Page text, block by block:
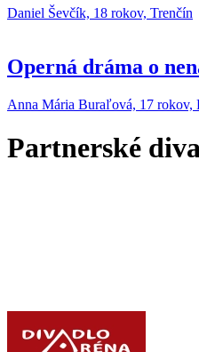
Daniel Ševčík, 18 rokov, Trenčín
Operná dráma o
Anna Mária Buraľová, 17 rokov,
Partnerské